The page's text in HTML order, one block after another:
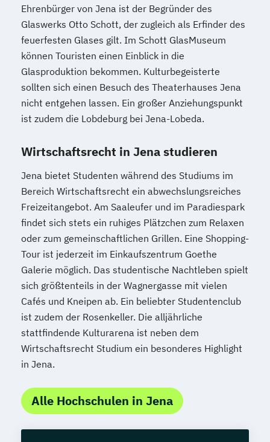
Ehrenbürger von Jena ist der Begründer des
Glaswerks Otto Schott, der zugleich als Erfinder des
feuerfesten Glases gilt. Im Schott GlasMuseum
können Touristen einen Einblick in die
Glasproduktion bekommen. Kulturbegeisterte
sollten sich einen Besuch des Theaterhauses Jena
nicht entgehen lassen. Ein großer Anziehungspunkt
ist zudem die Lobdeburg bei Jena-Lobeda.
Wirtschaftsrecht in Jena studieren
Jena bietet Studenten während des Studiums im
Bereich Wirtschaftsrecht ein abwechslungsreiches
Freizeitangebot. Am Saaleufer und im Paradiespark
findet sich stets ein ruhiges Plätzchen zum Relaxen
oder zum gemeinschaftlichen Grillen. Eine Shopping-
Tour ist jederzeit im Einkaufszentrum Goethe
Galerie möglich. Das studentische Nachtleben spielt
sich größtenteils in der Wagnergasse mit vielen
Cafés und Kneipen ab. Ein beliebter Studentenclub
ist zudem der Rosenkeller. Die alljährliche
stattfindende Kulturarena ist neben dem
Wirtschaftsrecht Studium ein besonderes Highlight
in Jena.
Alle Hochschulen in Jena